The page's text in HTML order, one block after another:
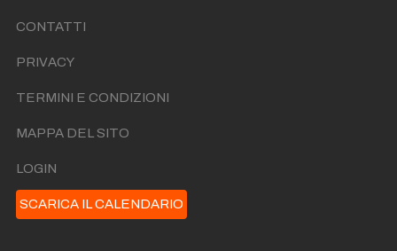
CONTATTI
PRIVACY
TERMINI E CONDIZIONI
MAPPA DEL SITO
LOGIN
SCARICA IL CALENDARIO